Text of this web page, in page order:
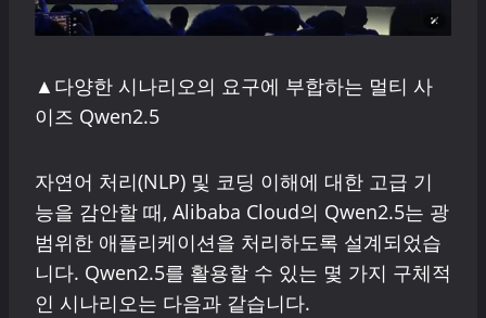
▲다양한 시나리오의 요구에 부합하는 멀티 사
이즈 Qwen2.5
자연어 처리(NLP) 및 코딩 이해에 대한 고급 기
능을 감안할 때, Alibaba Cloud의 Qwen2.5는 광
범위한 애플리케이션을 처리하도록 설계되었습
니다. Qwen2.5를 활용할 수 있는 몇 가지 구체적
인 시나리오는 다음과 같습니다.